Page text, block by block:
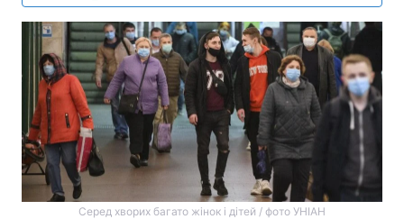
Серед хворих багато жінок і дітей / фото УНІАН